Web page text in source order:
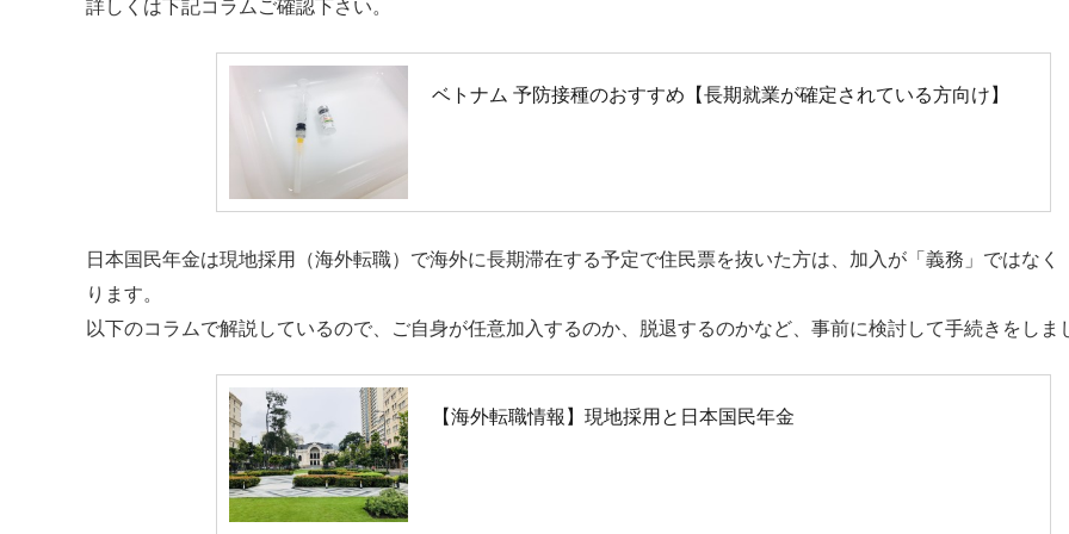
詳しくは下記コラムご確認下さい。
ベトナム 予防接種のおすすめ【長期就業が確定されている方向け】
日本国民年金は現地採用（海外転職）で海外に長期滞在する予定で住民票を抜いた方は、加入が「義務」ではなく
ります。
以下のコラムで解説しているので、ご自身が任意加入するのか、脱退するのかなど、事前に検討して手続きをしま
【海外転職情報】現地採用と日本国民年金